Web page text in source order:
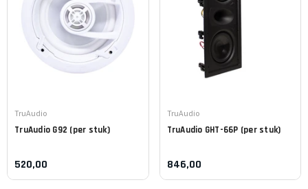
Leverancier:
TruAudio
TruAudio G92 (per stuk)
520,00
Leverancier:
TruAudio
TruAudio GHT-66P (per stuk)
846,00